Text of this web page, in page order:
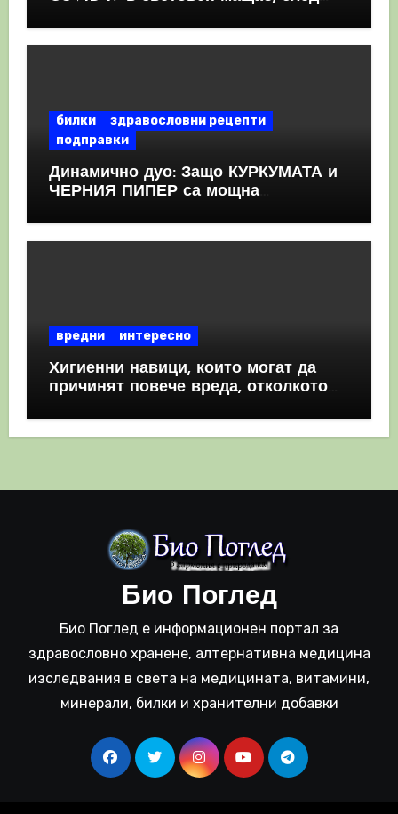
билки
здравословни рецепти
подправки
Динамично дуо: Защо КУРКУМАТА и
ЧЕРНИЯ ПИПЕР са мощна
вредни интересно
Хигиенни навици, които могат да
причинят повече вреда, отколкото
Био Поглед
Био Поглед е информационен портал за
здравословно хранене, алтернативна медицина
изследвания в света на медицината, витамини,
минерали, билки и хранителни добавки